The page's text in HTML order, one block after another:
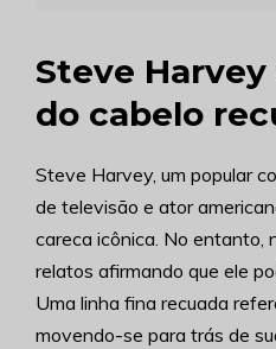
Steve
do cabelo
Steve Harvey, um popular
de televisão e ator
careca icônica. No entanto,
relatos afirmando que ele
Uma linha fina recuada
movendo-se para trás de